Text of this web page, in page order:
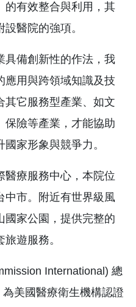
的有效整合與利用，其
醫院的強項。
具備創新性的作法，我
應用與跨領域知識及技
其它服務型產業、如文
保險等產業，才能協助
家形象與競爭力。
醫療服務中心，本院位
中市。附近有世界級風
國家公園，提供完整的
遊服務。
International) 總
美國醫療衛生機構認證